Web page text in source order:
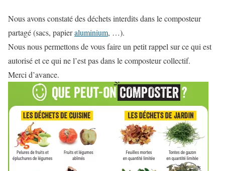
Nous avons constaté des déchets interdits dans le composteur
partagé (sacs, papieraluminium, …).
Nous nous permettons de vous faire un petit rappel sur ce qui est
autorisé et ce qui ne l’est pas dans le composteur collectif.
Merci d’avance.